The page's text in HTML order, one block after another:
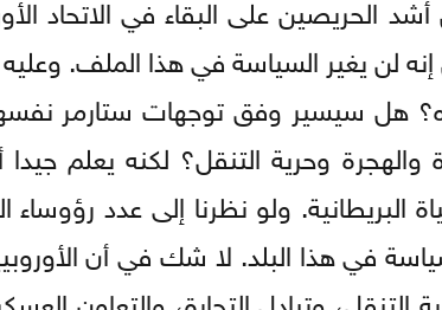
إنه لن يغير السياسة في هذا الملف.
هل سيسير وفق توجهات ستارمر
وحرية التنقل؟ لكنه يعلم
ولو نظرنا إلى عدد رؤوساء
في هذا البلد. لا شك في أن
التنقل، وتبادل التجارة، والتعاون